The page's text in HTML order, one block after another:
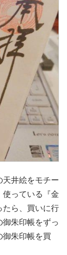
天井絵をモチー
使っている『金
たら、買いに行
朱印帳をずっ
御朱印帳を買